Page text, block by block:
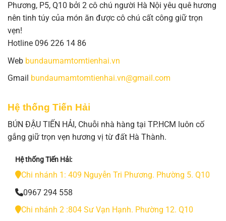
Phương, P5, Q10 bởi 2 cô chú người Hà Nội yêu quê hương
nên tinh túy của món ăn được cô chú cất công giữ trọn
vẹn!
Hotline 096 226 14 86
Web bundaumamtomtienhai.vn
Gmail bundaumamtomtienhai.vn@gmail.com
Hệ thống Tiến Hải
BÚN ĐẬU TIẾN HẢI, Chuỗi nhà hàng tại TP.HCM luôn cố
gắng giữ trọn vẹn hương vị từ đất Hà Thành.
Hệ thống Tiến Hải:
Chi nhánh 1: 409 Nguyễn Tri Phương. Phường 5. Q10
0967 294 558
Chi nhánh 2 :804 Sư Vạn Hạnh. Phường 12. Q10